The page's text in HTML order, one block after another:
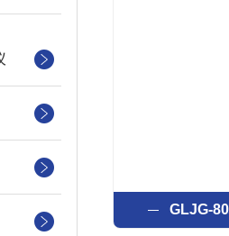
GLJG-